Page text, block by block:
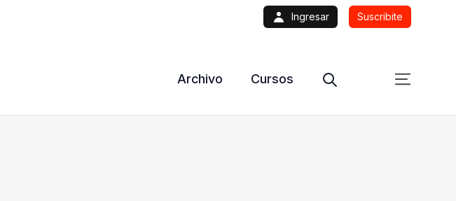
Ingresar Suscribite
Archivo Cursos